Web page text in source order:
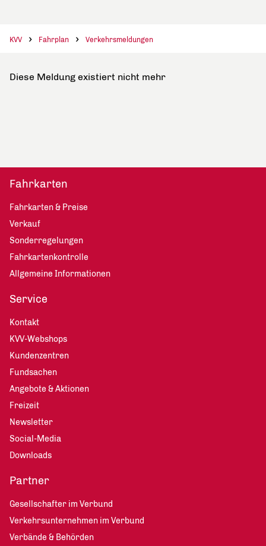
KVV Fahrplan Verkehrsmeldungen
Diese Meldung existiert nicht mehr
Fahrkarten
Fahrkarten & Preise
Verkauf
Sonderregelungen
Fahrkartenkontrolle
Allgemeine Informationen
Service
Kontakt
KVV-Webshops
Kundenzentren
Fundsachen
Angebote & Aktionen
Freizeit
Newsletter
Social-Media
Downloads
Partner
Gesellschafter im Verbund
Verkehrsunternehmen im Verbund
Verbände & Behörden